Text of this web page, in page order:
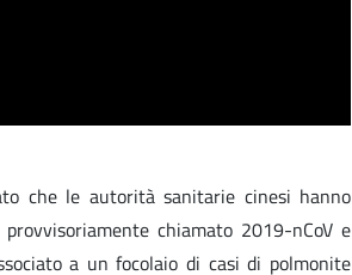
che le autorità sanitarie cinesi hanno
chiamato 2019-nCoV e
a un focolaio di casi di polmonite